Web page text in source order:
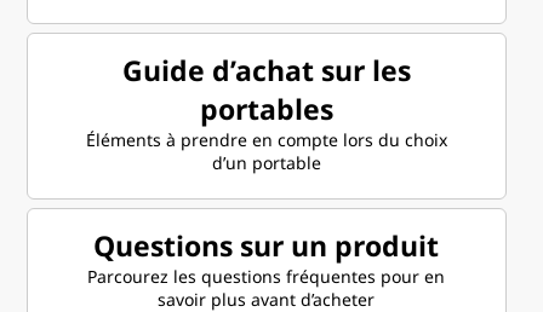
Guide d’achat sur les
portables
Éléments à prendre en compte lors du choix
d’un portable
Questions sur un produit
Parcourez les questions fréquentes pour en
savoir plus avant d’acheter